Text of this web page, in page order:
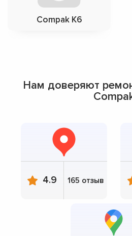
Compak K6
Нам доверяют
4.9 165 отзыв